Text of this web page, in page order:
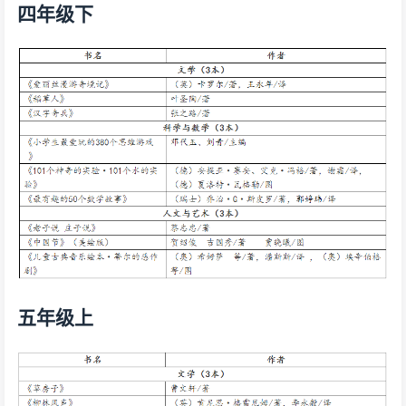
四年级下
五年级上